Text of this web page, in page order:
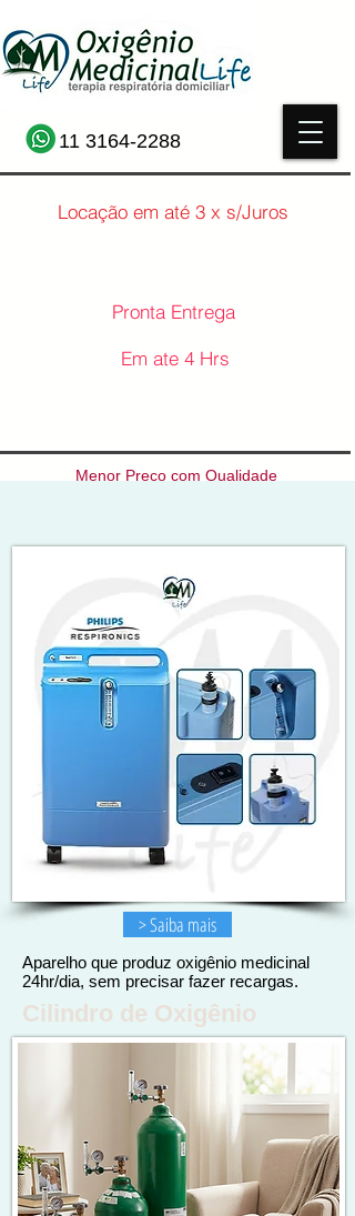
11 3164-2288
Locação em até 3 x s/Juros
Pronta Entrega
Em ate 4 Hrs
Menor Preço com Qualidade
> Saiba mais
Aparelho que produz oxigênio medicinal
24hr/dia, sem precisar fazer recargas.
Cilindro de Oxigênio